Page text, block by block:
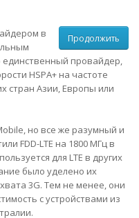
Продолжить
в
единственный провайдер,
HSPA+ на частоте
стран Азии, Европы или
но все же разумный и
FDD-LTE на 1800 МГц в
для LTE в других
было уделено их
3G. Тем не менее, они
с устройствами из